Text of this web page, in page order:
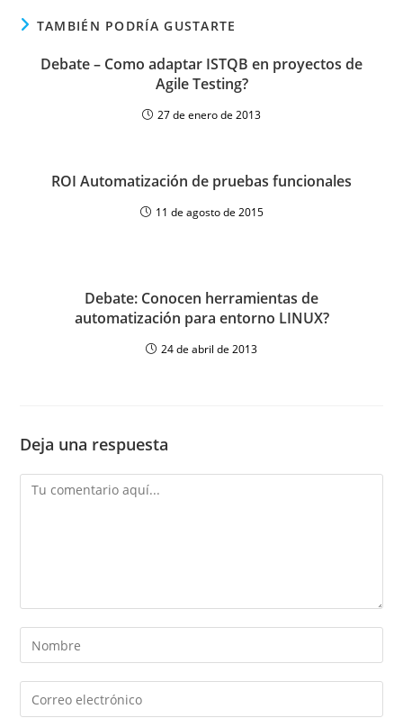
TAMBIÉN PODRÍA GUSTARTE
Debate – Como adaptar ISTQB en proyectos de
Agile Testing?
27 de enero de 2013
ROI Automatización de pruebas funcionales
11 de agosto de 2015
Debate: Conocen herramientas de
automatización para entorno LINUX?
24 de abril de 2013
Deja una respuesta